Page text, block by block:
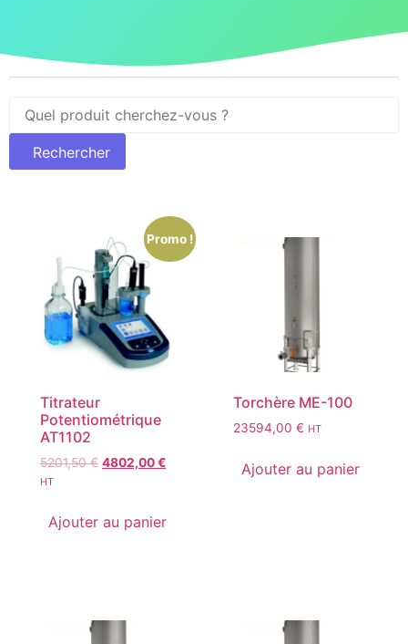
Promo !
Titrateur
Potentiométrique
AT1102
5201,50€ 4802,00€
HT
Ajouter au panier
Torchère ME-100
23594,00€ HT
Ajouter au panier